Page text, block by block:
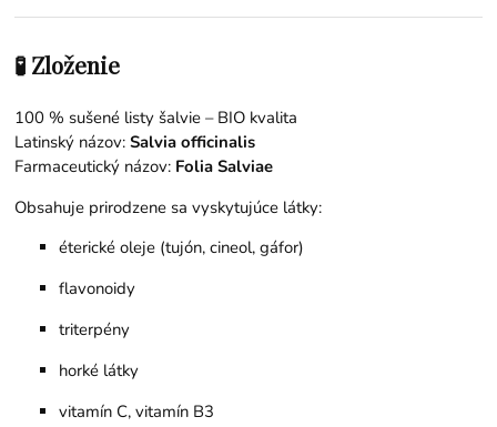
🧪 Zloženie
100 % sušené listy šalvie – BIO kvalita
Latinský názov:Salvia officinalis
Farmaceutický názov: Folia Salviae
Obsahuje prirodzene sa vyskytujúce látky:
éterické oleje (tujón, cineol, gáfor)
flavonoidy
triterpény
horké látky
vitamín C, vitamín B3